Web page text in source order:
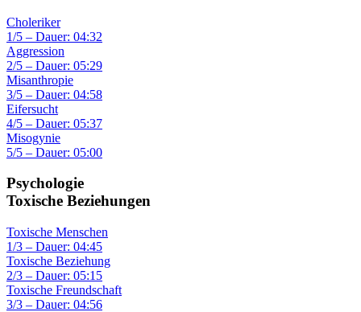
Choleriker
1/5 – Dauer: 04:32
Aggression
2/5 – Dauer: 05:29
Misanthropie
3/5 – Dauer: 04:58
Eifersucht
4/5 – Dauer: 05:37
Misogynie
5/5 – Dauer: 05:00
Psychologie
Toxische Beziehungen
Toxische Menschen
1/3 – Dauer: 04:45
Toxische Beziehung
2/3 – Dauer: 05:15
Toxische Freundschaft
3/3 – Dauer: 04:56